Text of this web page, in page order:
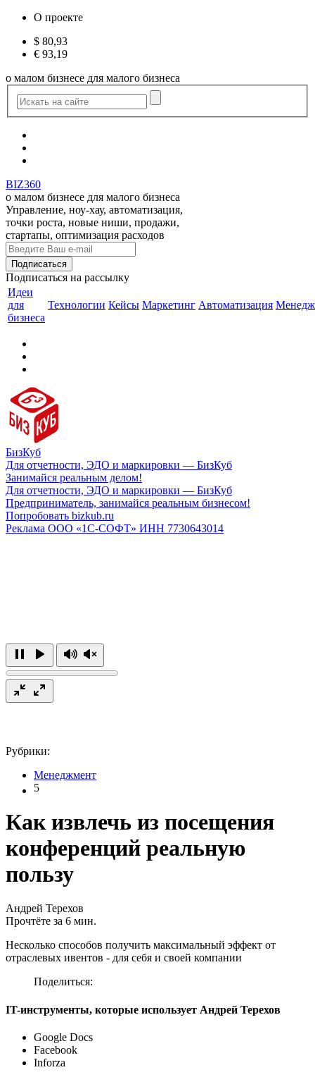
О проекте
$ 80,93
€ 93,19
о малом бизнесе для малого бизнеса
BIZ360
о малом бизнесе для малого бизнеса
Управление, ноу-хау, автоматизация,
точки роста, новые ниши, продажи,
стартапы, оптимизация расходов
Подписаться на рассылку
Идеи
для
бизнеса
Технологии Кейсы Маркетинг Автоматизация
БизКуб
Для отчетности, ЭДО и маркировки — БизКуб
Занимайся реальным делом!
Для отчетности, ЭДО и маркировки — БизКуб
Предприниматель, занимайся реальным бизнесом!
Попробовать bizkub.ru
Реклама ООО «1С-СОФТ» ИНН 7730643014
Рубрики:
Менеджмент
5
Как извлечь из посещения
конференций реальную
пользу
Андрей Терехов
Прочтёте за 6 мин.
Несколько способов получить максимальный эффект от
отраслевых ивентов - для себя и своей компании
Поделиться:
IT-инструменты, которые использует Андрей Терехов
Google Docs
Facebook
Inforza